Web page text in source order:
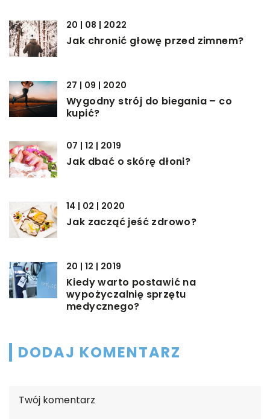
20 | 08 | 2022
Jak chronić głowę przed zimnem?
27 | 09 | 2020
Wygodny strój do biegania – co
kupić?
07 | 12 | 2019
Jak dbać o skórę dłoni?
14 | 02 | 2020
Jak zacząć jeść zdrowo?
20 | 12 | 2019
Kiedy warto postawić na
wypożyczalnię sprzętu
medycznego?
DODAJ KOMENTARZ